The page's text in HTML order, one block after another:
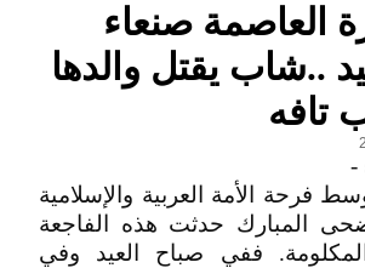
العاصمة صنعاء
..شاب يقتل والدها
تافه
-
فرحة الأمة العربية والإسلامية
المبارك حدثت هذه الفاجعة
ففي صباح العيد وفي